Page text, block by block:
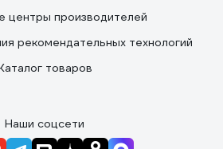
центры производителей
рекомендательных технологий
товаров
Наши соцсети